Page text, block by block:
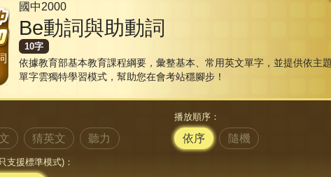
國中2000
Be動詞與助動詞
10字
依據教育部基本教育課程綱要，彙整基本、常用英文單字，並提供依主
單字雲獨特學習模式，幫助您在會考站穩腳步！
猜英文 聽力
播放順序：
依序 隨機
支援標準模式)：